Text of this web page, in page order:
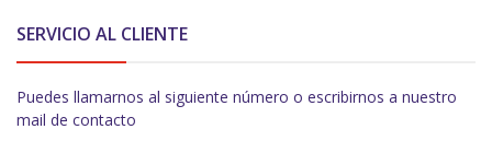
SERVICIO AL CLIENTE
Puedes llamarnos al siguiente número o escribirnos a nuestro
mail de contacto